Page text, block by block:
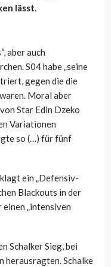
lässt.
aber auch
S04 habe „seine
gegen die die
Moral aber
Star Edin Dzeko
Variationen
so (…) für fünf
ein „Defensiv-
Blackouts in der
„intensiven
Schalker Sieg, bei
herausragten. Schalke